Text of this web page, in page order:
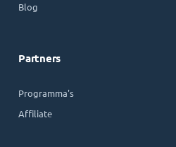
Blog
Partners
Programma's
Affiliate